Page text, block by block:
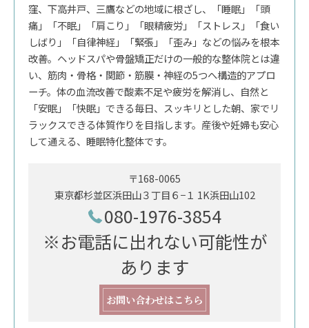
窪、下高井戸、三鷹などの地域に根ざし、「睡眠」「頭
痛」「不眠」「肩こり」「眼精疲労」「ストレス」「食い
しばり」「自律神経」「緊張」「歪み」などの悩みを根本
改善。ヘッドスパや骨盤矯正だけの一般的な整体院とは違
い、筋肉・骨格・関節・筋膜・神経の5つへ構造的アプロ
ーチ。体の血流改善で酸素不足や疲労を解消し、自然と
「安眠」「快眠」できる毎日、スッキリとした朝、家でリ
ラックスできる体質作りを目指します。産後や妊婦も安心
して通える、睡眠特化整体です。
〒168-0065
東京都杉並区浜田山３丁目６−１ 1K浜田山102
080-1976-3854
※お電話に出れない可能性が
あります
お問い合わせはこちら